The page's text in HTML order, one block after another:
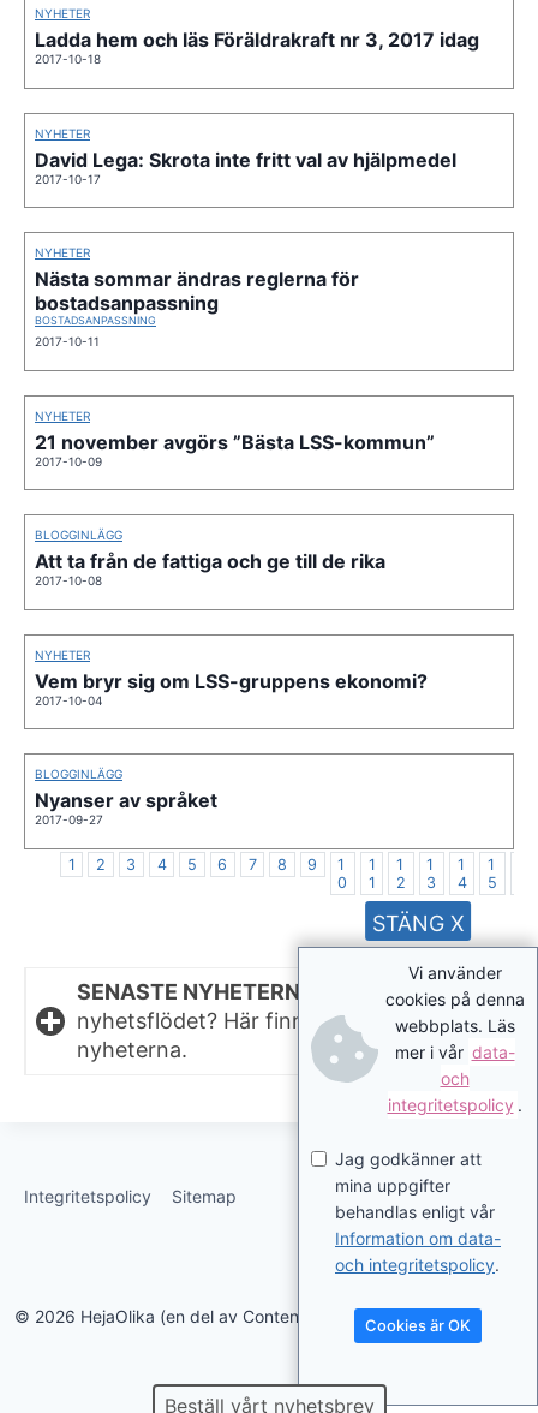
NYHETER
Ladda hem och läs Föräldrakraft nr 3, 2017 idag
2017-10-18
NYHETER
David Lega: Skrota inte fritt val av hjälpmedel
2017-10-17
NYHETER
Nästa sommar ändras reglerna för
bostadsanpassning
BOSTADSANPASSNING
2017-10-11
NYHETER
21 november avgörs ”Bästa LSS-kommun”
2017-10-09
BLOGGINLÄGG
Att ta från de fattiga och ge till de rika
2017-10-08
NYHETER
Vem bryr sig om LSS-gruppens ekonomi?
2017-10-04
BLOGGINLÄGG
Nyanser av språket
2017-09-27
1 2 3 4 5 6 7 8 9
1
0
1
1
1
2
1
3
1
4
1
5
SENASTE NYHETERNA.
Missat något i
nyhetsflödet? Här finns de senaste
nyheterna.
Integritetspolicy Sitemap
© 2026 HejaOlika (en del av Contentverkstan.se)
Beställ vårt nyhetsbrev
Vi använder
cookies på denna
webbplats. Läs
mer i vår data-
och
integritetspolicy .
Jag godkänner att
mina uppgifter
behandlas enligt vår
Information om data-
och integritetspolicy.
Cookies är OK
STÄNG X